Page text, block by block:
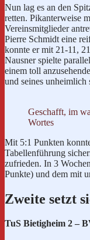
Nun lag es an den
retten. Pikanterweise
Vereinsmitglieder
Pierre Schmidt eine
konnte er mit 21-11,
Nausner spielte
einem toll
und seines
Geschafft, im
Wortes
Mit 5:1 Punkten
Tabellenführung
zufrieden. In 3
Punkte) und dem mit
Zweite setzt
TuS Bietigheim